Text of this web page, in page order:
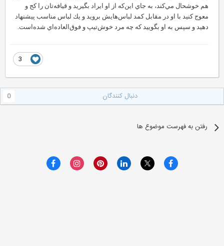
هم خوشحال مي‌كند، به جاي اين‌كه از او ايراد بگيريد و قيافه‌تان را كج و
معوج كنيد با او در مقابل كمد لباس‌هايش برويد و يك لباس مناسب پيشنهاد
دهيد و سپس به او بگوييد كه چه مرد خوش‌تيپ و‌ فوق‌العاده‌اي شده‌است.
دنبال کنندگان
رفتن به فهرست موضوع ها